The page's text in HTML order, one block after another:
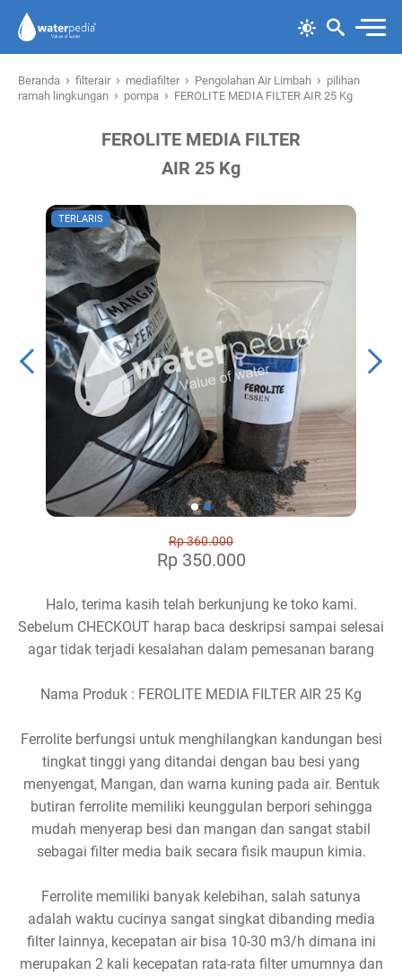
Beranda › filterair › mediafilter › Pengolahan Air Limbah › pilihan
ramah lingkungan › pompa › FEROLITE MEDIA FILTER AIR 25 Kg
FEROLITE MEDIA FILTER
AIR 25 Kg
TERLARIS
Rp 360.000
Rp 350.000
Halo, terima kasih telah berkunjung ke toko kami.
Sebelum CHECKOUT harap baca deskripsi sampai selesai
agar tidak terjadi kesalahan dalam pemesanan barang
Nama Produk : FEROLITE MEDIA FILTER AIR 25 Kg
Ferrolite berfungsi untuk menghilangkan kandungan besi
tingkat tinggi yang ditandai dengan bau besi yang
menyengat, Mangan, dan warna kuning pada air. Bentuk
butiran ferrolite memiliki keunggulan berpori sehingga
mudah menyerap besi dan mangan dan sangat stabil
sebagai filter media baik secara fisik maupun kimia.
Ferrolite memiliki banyak kelebihan, salah satunya
adalah waktu cucinya sangat singkat dibanding media
filter lainnya, kecepatan air bisa 10-30 m3/h dimana ini
merupakan 2 kali kecepatan rata-rata filter umumnya dan